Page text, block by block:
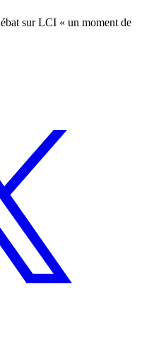
sur LCI « un moment de